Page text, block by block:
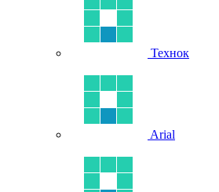
Технок
Arial